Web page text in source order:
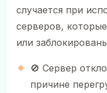
случается при
серверов,
или
🚫 Сервер
причине